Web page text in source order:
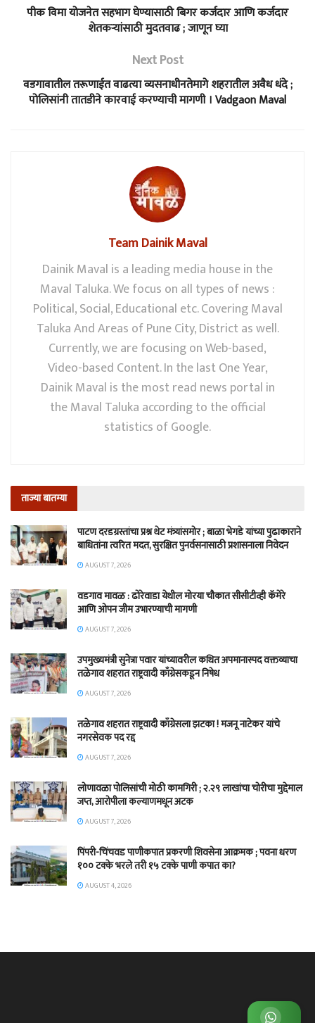
व्हाट्सअप ग्रुप जॉईन करा
पीक विमा योजनेत सहभाग घेण्यासाठी बिगर कर्जदार आणि कर्जदार
शेतकऱ्यांसाठी मुदतवाढ ; जाणून घ्या
Next Post
वडगावातील तरूणाईत वाढत्या व्यसनाधीनतेमागे शहरातील अवैध धंदे ;
पोलिसांनी तातडीने कारवाई करण्याची मागणी । Vadgaon Maval
Team Dainik Maval
Dainik Maval is a leading media house in the
Maval Taluka. We focus on all types of news :
Political, Social, Educational etc. Covering Maval
Taluka And Areas of Pune City, District as well.
Currently, we are focusing on Web-based,
Video-based Content. In the last One Year,
Dainik Maval is the most read news portal in
the Maval Taluka according to the official
statistics of Google.
ताज्या बातम्या
पाटण दरडग्रस्तांचा प्रश्न थेट मंत्र्यांसमोर ; बाळा भेगडे यांच्या पुढाकाराने
बाधितांना त्वरित मदत, सुरक्षित पुनर्वसनासाठी प्रशासनाला निवेदन
AUGUST 7, 2026
वडगाव मावळ : ढोरेवाडा येथील मोरया चौकात सीसीटीव्ही कॅमेरे
आणि ओपन जीम उभारण्याची मागणी
AUGUST 7, 2026
उपमुख्यमंत्री सुनेत्रा पवार यांच्यावरील कथित अपमानास्पद वक्तव्याचा
तळेगाव शहरात राष्ट्रवादी काँग्रेसकडून निषेध
AUGUST 7, 2026
तळेगाव शहरात राष्ट्रवादी काँग्रेसला झटका ! मजनू नाटेकर यांचे
नगरसेवक पद रद्द
AUGUST 7, 2026
लोणावळा पोलिसांची मोठी कामगिरी ; २.२९ लाखांचा चोरीचा मुद्देमाल
जप्त, आरोपीला कल्याणमधून अटक
AUGUST 7, 2026
पिंपरी-चिंचवड पाणीकपात प्रकरणी शिवसेना आक्रमक ; पवना धरण
१०० टक्के भरले तरी १५ टक्के पाणी कपात का?
AUGUST 4, 2026